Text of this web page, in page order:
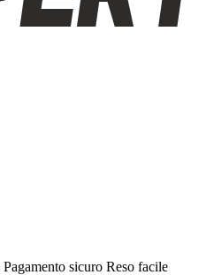
Pagamento sicuro Reso facile